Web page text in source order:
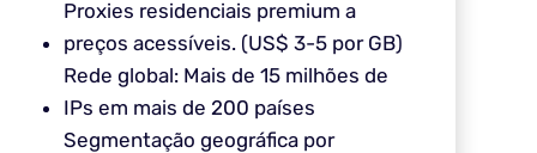
Proxies residenciais premium a
preços acessíveis. (US$ 3-5 por GB)
Rede global: Mais de 15 milhões de
IPs em mais de 200 países
Segmentação geográfica por